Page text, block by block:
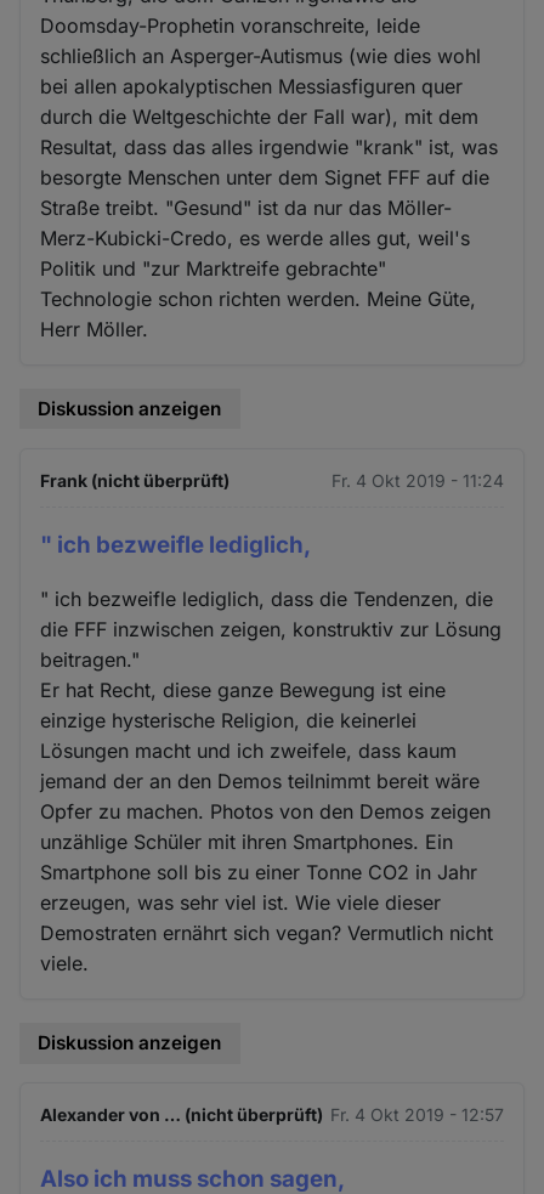
Doomsday-Prophetin voranschreite, leide
schließlich an Asperger-Autismus (wie dies wohl
bei allen apokalyptischen Messiasfiguren quer
durch die Weltgeschichte der Fall war), mit dem
Resultat, dass das alles irgendwie "krank" ist, was
besorgte Menschen unter dem Signet FFF auf die
Straße treibt. "Gesund" ist da nur das Möller-
Merz-Kubicki-Credo, es werde alles gut, weil's
Politik und "zur Marktreife gebrachte"
Technologie schon richten werden. Meine Güte,
Herr Möller.
Diskussion anzeigen
Frank (nicht überprüft) Fr. 4 Okt 2019 - 11:24
" ich bezweifle lediglich,
" ich bezweifle lediglich, dass die Tendenzen, die
die FFF inzwischen zeigen, konstruktiv zur Lösung
beitragen."
Er hat Recht, diese ganze Bewegung ist eine
einzige hysterische Religion, die keinerlei
Lösungen macht und ich zweifele, dass kaum
jemand der an den Demos teilnimmt bereit wäre
Opfer zu machen. Photos von den Demos zeigen
unzählige Schüler mit ihren Smartphones. Ein
Smartphone soll bis zu einer Tonne CO2 in Jahr
erzeugen, was sehr viel ist. Wie viele dieser
Demostraten ernährt sich vegan? Vermutlich nicht
viele.
Diskussion anzeigen
Alexander von … (nicht überprüft) Fr. 4 Okt 2019 - 12:57
Also ich muss schon sagen,